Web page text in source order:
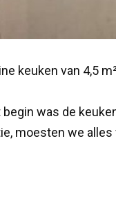
keuken van 4,5
begin was de
moesten we alles